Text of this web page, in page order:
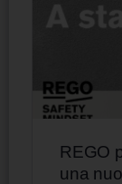
REGO
una